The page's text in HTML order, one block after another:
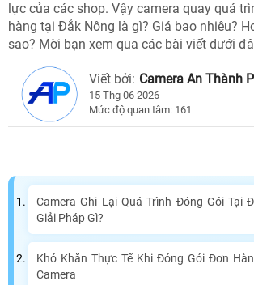
lực của các shop. Vậy camera quay quá
hàng tại Đắk Nông là gì? Giá bao nhiêu?
sao? Mời bạn xem qua các bài viết dưới
Viết bởi: Camera An Thành
15 Thg 06 2026
Mức độ quan tâm: 161
Camera Ghi Lại Quá Trình Đóng Gói Tại
Giải Pháp Gì?
Khó Khăn Thực Tế Khi Đóng Gói Đơn
Camera